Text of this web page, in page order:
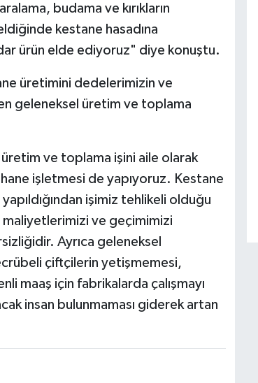
budama ve kırıkların
kestane hasadına
ürün elde ediyoruz" diye konuştu.
üretimini dedelerimizin ve
geleneksel üretim ve toplama
ve toplama işini aile olarak
işletmesi de yapıyoruz. Kestane
işimiz tehlikeli olduğu
maliyetlerimizi ve geçimimizi
Ayrıca geleneksel
çiftçilerin yetişmemesi,
maaş için fabrikalarda çalışmayı
insan bulunmaması giderek artan